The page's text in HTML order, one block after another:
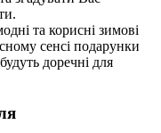
та корисні зимові
сенсі подарунки
доречні для